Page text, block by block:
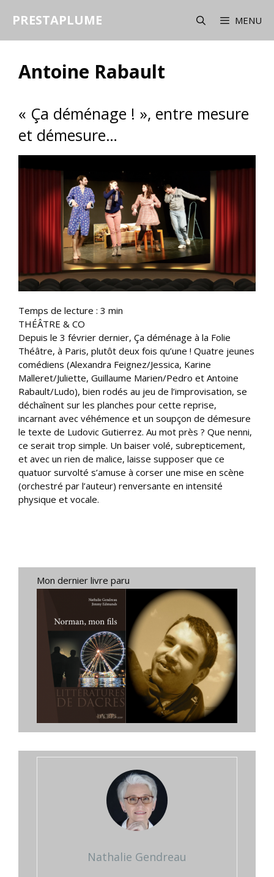
PRESTAPLUME MENU
Antoine Rabault
« Ça déménage ! », entre mesure
et démesure…
Temps de lecture : 3 min
THÉÂTRE & CO
Depuis le 3 février dernier, Ça déménage à la Folie
Théâtre, à Paris, plutôt deux fois qu’une ! Quatre jeunes
comédiens (Alexandra Feignez/Jessica, Karine
Malleret/Juliette, Guillaume Marien/Pedro et Antoine
Rabault/Ludo), bien rodés au jeu de l’improvisation, se
déchaînent sur les planches pour cette reprise,
incarnant avec véhémence et un soupçon de démesure
le texte de Ludovic Gutierrez. Au mot près ? Que nenni,
ce serait trop simple. Un baiser volé, subrepticement,
et avec un rien de malice, laisse supposer que ce
quatuor survolté s’amuse à corser une mise en scène
(orchestré par l’auteur) renversante en intensité
physique et vocale.
Mon dernier livre paru
Nathalie Gendreau